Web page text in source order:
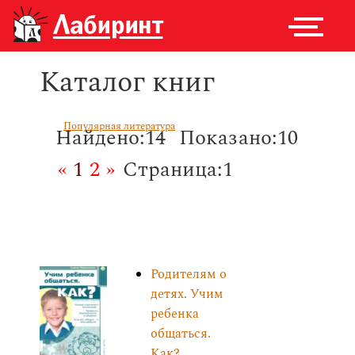
Каталог книг
Популярная литература
Найдено:14 Показано:10
Страница:1
« 1 2 »
Родителям о
детях. Учим
ребенка
общаться.